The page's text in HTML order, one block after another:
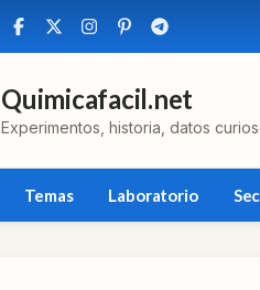
Quimicafacil.net
Experimentos, historia, datos
Temas Laboratorio